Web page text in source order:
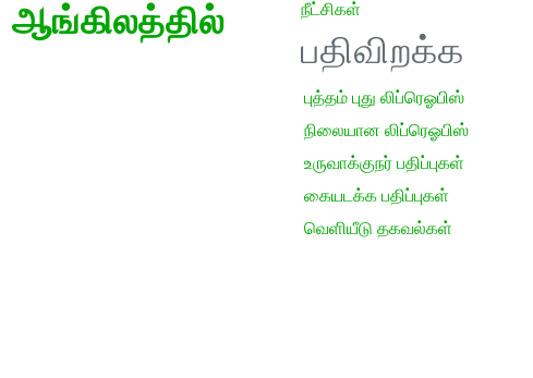
ஆங்கிலத்தில்
நீட்சிகள்
பதிவிறக்க
புத்தம் புது லிப்ரெஓபிஸ்
நிலையான லிப்ரெஓபிஸ்
உருவாக்குநர் பதிப்புகள்
கையடக்க பதிப்புகள்
வெளியீடு தகவல்கள்